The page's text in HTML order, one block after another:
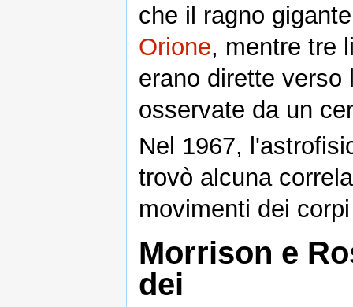
che il ragno
Orione, mentre tre
erano dirette
osservate da un
Nel 1967,
trovò alcuna
movimenti dei
Morrison e
dei